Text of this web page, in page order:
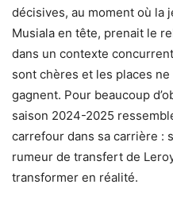
décisives, au moment où la
Musiala en tête, prenait le
dans un contexte
sont chères et les places
gagnent. Pour beaucoup
saison 2024-2025
carrefour dans sa carrière :
rumeur de transfert de
transformer en réalité.